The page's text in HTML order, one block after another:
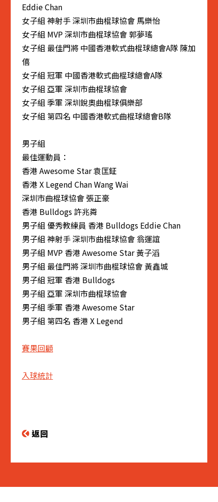
Eddie Chan
女子組 神射手 深圳市曲棍球協會 馬樂怡
女子組 MVP 深圳市曲棍球協會 郭夢瑤
女子組 最佳門將 中國香港軟式曲棍球總會A隊 陳加
僖
女子組 冠軍 中國香港軟式曲棍球總會A隊
女子組 亞軍 深圳市曲棍球協會
女子組 季軍 深圳銳奧曲棍球俱樂部
女子組 第四名 中國香港軟式曲棍球總會B隊
男子組
最佳運動員：
香港 Awesome Star 袁匡鉦
香港 X Legend Chan Wang Wai
深圳市曲棍球協會 張正豪
香港 Bulldogs 許兆粦
男子組 優秀教練員 香港 Bulldogs Eddie Chan
男子組 神射手 深圳市曲棍球協會 翁運誼
男子組 MVP 香港 Awesome Star 黃子滔
男子組 最佳門將 深圳市曲棍球協會 黃鑫城
男子組 冠軍 香港 Bulldogs
男子組 亞軍 深圳市曲棍球協會
男子組 季軍 香港 Awesome Star
男子組 第四名 香港 X Legend
賽果回顧
入球統計
返回